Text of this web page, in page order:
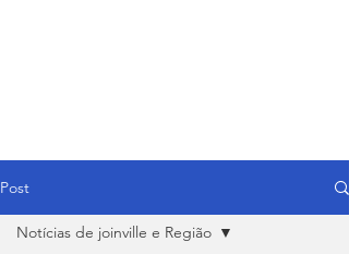
Post
Notícias de joinville e Região